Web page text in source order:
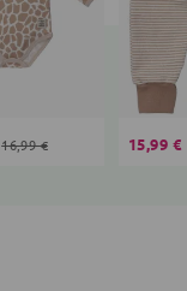
16,99 € 15,99 €